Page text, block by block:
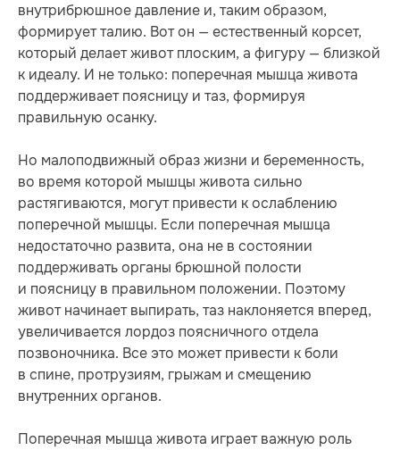
внутрибрюшное давление и, таким образом,
формирует талию. Вот он — естественный корсет,
который делает живот плоским, а фигуру — близкой
к идеалу. И не только: поперечная мышца живота
поддерживает поясницу и таз, формируя
правильную осанку.
Но малоподвижный образ жизни и беременность,
во время которой мышцы живота сильно
растягиваются, могут привести к ослаблению
поперечной мышцы. Если поперечная мышца
недостаточно развита, она не в состоянии
поддерживать органы брюшной полости
и поясницу в правильном положении. Поэтому
живот начинает выпирать, таз наклоняется вперед,
увеличивается лордоз поясничного отдела
позвоночника. Все это может привести к боли
в спине, протрузиям, грыжам и смещению
внутренних органов.
Поперечная мышца живота играет важную роль